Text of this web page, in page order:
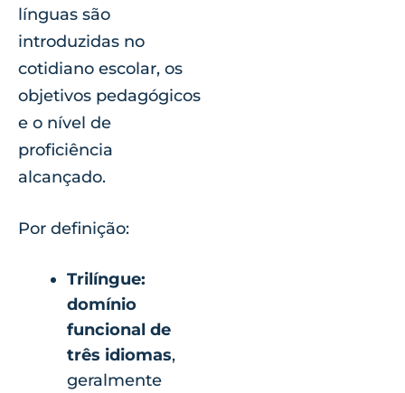
línguas são
introduzidas no
cotidiano escolar, os
objetivos pedagógicos
e o nível de
proficiência
alcançado.
Por definição:
Trilíngue:
domínio
funcional de
três idiomas,
geralmente